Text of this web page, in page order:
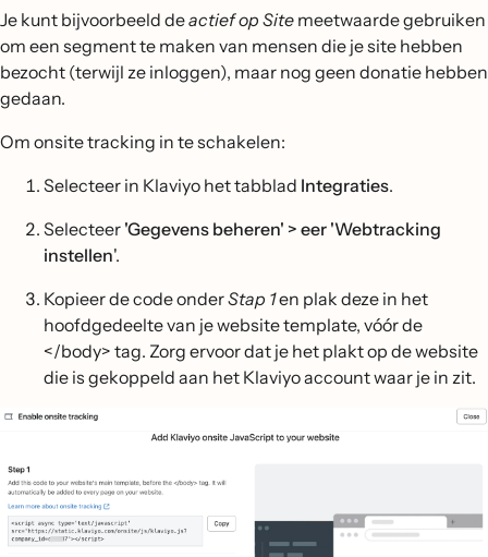
Je kunt bijvoorbeeld deactief op Site meetwaarde gebruiken
om een segment te maken van mensen die je site hebben
bezocht (terwijl ze inloggen), maar nog geen donatie hebben
gedaan.
Om onsite tracking in te schakelen:
Selecteer in Klaviyo het tabblad Integraties.
Selecteer 'Gegevens beheren' > eer 'Webtracking
instellen'.
Kopieer de code onderStap 1en plak deze in het
hoofdgedeelte van je website template, vóór de
</body> tag. Zorg ervoor dat je het plakt op de website
die is gekoppeld aan het Klaviyo account waar je in zit.